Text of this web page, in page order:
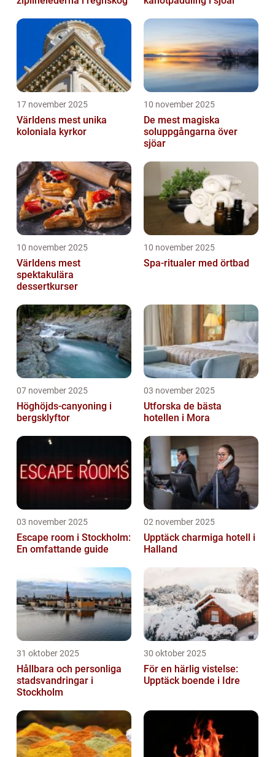
17 november 2025
Världens mest unika
koloniala kyrkor
10 november 2025
De mest magiska
soluppgångarna över
sjöar
10 november 2025
Världens mest
spektakulära
dessertkurser
10 november 2025
Spa-ritualer med örtbad
07 november 2025
Höghöjds-canyoning i
bergsklyftor
03 november 2025
Utforska de bästa
hotellen i Mora
03 november 2025
Escape room i Stockholm:
En omfattande guide
02 november 2025
Upptäck charmiga hotell i
Halland
31 oktober 2025
Hållbara och personliga
stadsvandringar i
Stockholm
30 oktober 2025
För en härlig vistelse:
Upptäck boende i Idre